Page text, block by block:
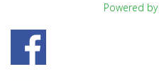
Powered